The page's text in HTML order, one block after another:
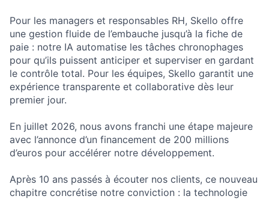
Pour les managers et responsables RH, Skello offre
une gestion fluide de l’embauche jusqu’à la fiche de
paie : notre IA automatise les tâches chronophages
pour qu’ils puissent anticiper et superviser en gardant
le contrôle total. Pour les équipes, Skello garantit une
expérience transparente et collaborative dès leur
premier jour.
En juillet 2026, nous avons franchi une étape majeure
avec l’annonce d’un financement de 200 millions
d’euros pour accélérer notre développement.
Après 10 ans passés à écouter nos clients, ce nouveau
chapitre concrétise notre conviction : la technologie